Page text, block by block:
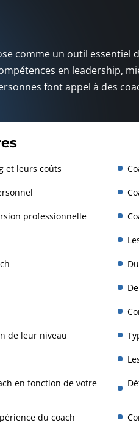
comme un outil
en leadership,
font appel à des
et leurs coûts
professionnelle
de leur niveau
en fonction de votre
du coach